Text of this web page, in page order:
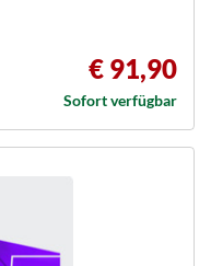
€ 91,90
Sofort verfügbar